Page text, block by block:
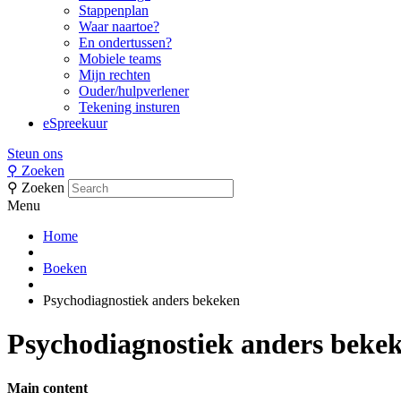
Stappenplan
Waar naartoe?
En ondertussen?
Mobiele teams
Mijn rechten
Ouder/hulpverlener
Tekening insturen
eSpreekuur
Steun ons
⚲ Zoeken
⚲ Zoeken
Menu
Home
Boeken
Psychodiagnostiek anders bekeken
Psychodiagnostiek anders
Main content